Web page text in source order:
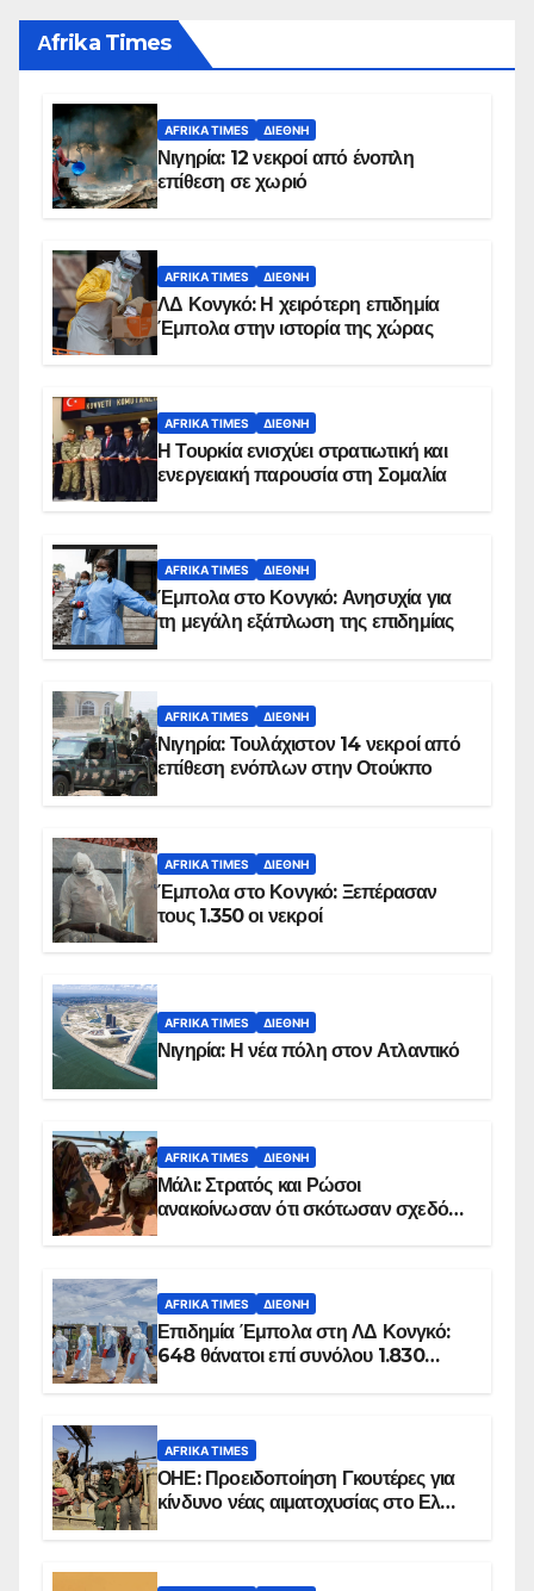
Αfrika Times
AFRIKA TIMES ΔΙΕΘΝΉ
Νιγηρία: 12 νεκροί από ένοπλη
επίθεση σε χωριό
AFRIKA TIMES ΔΙΕΘΝΉ
ΛΔ Κονγκό: Η χειρότερη επιδημία
Έμπολα στην ιστορία της χώρας
AFRIKA TIMES ΔΙΕΘΝΉ
Η Τουρκία ενισχύει στρατιωτική και
ενεργειακή παρουσία στη Σομαλία
AFRIKA TIMES ΔΙΕΘΝΉ
Έμπολα στο Κονγκό: Ανησυχία για
τη μεγάλη εξάπλωση της επιδημίας
AFRIKA TIMES ΔΙΕΘΝΉ
Νιγηρία: Τουλάχιστον 14 νεκροί από
επίθεση ενόπλων στην Οτούκπο
AFRIKA TIMES ΔΙΕΘΝΉ
Έμπολα στο Κονγκό: Ξεπέρασαν
τους 1.350 οι νεκροί
AFRIKA TIMES ΔΙΕΘΝΉ
Νιγηρία: Η νέα πόλη στον Ατλαντικό
AFRIKA TIMES ΔΙΕΘΝΉ
Μάλι: Στρατός και Ρώσοι
ανακοίνωσαν ότι σκότωσαν σχεδόν
AFRIKA TIMES ΔΙΕΘΝΉ
Επιδημία Έμπολα στη ΛΔ Κονγκό:
648 θάνατοι επί συνόλου 1.830
AFRIKA TIMES
ΟΗΕ: Προειδοποίηση Γκουτέρες για
κίνδυνο νέας αιματοχυσίας στο Ελ